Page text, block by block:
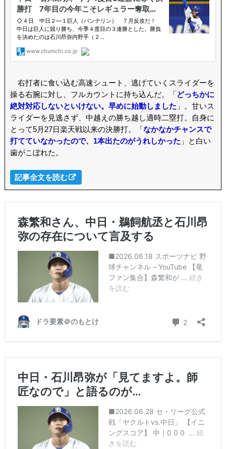
右打者に食い込む高速シュート、逃げていくスライダーを
操る右腕に対し、フルカウントに持ち込んだ。「どっちかに
絶対対応しないといけない。早めに始動しました 」。甘いス
ライダーを見逃さず、中越えの勝ち越し適時二塁打。自身に
とって5月27日楽天戦以来の決勝打。「なかなかチャンスで
打てていなかったので、1本出たのがうれしかった 」と白い
歯がこぼれた。
記事全文を読む